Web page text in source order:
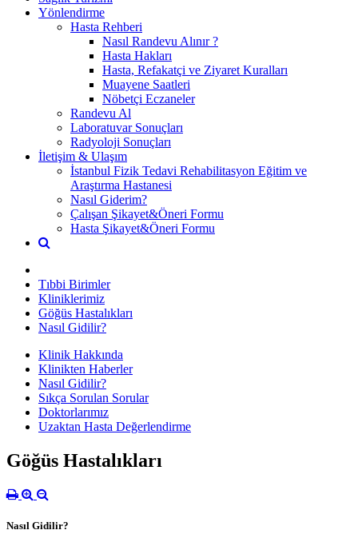
Yönlendirme
Hasta Rehberi
Nasıl Randevu Alınır ?
Hasta Hakları
Hasta, Refakatçi ve Ziyaret Kuralları
Muayene Saatleri
Nöbetçi Eczaneler
Randevu Al
Laboratuvar Sonuçları
Radyoloji Sonuçları
İletişim & Ulaşım
İstanbul Fizik Tedavi Rehabilitasyon Eğitim ve
Araştırma Hastanesi
Nasıl Giderim?
Çalışan Şikayet&Öneri Formu
Hasta Şikayet&Öneri Formu
Tıbbi Birimler
Kliniklerimiz
Göğüs Hastalıkları
Nasıl Gidilir?
Klinik Hakkında
Klinikten Haberler
Nasıl Gidilir?
Sıkça Sorulan Sorular
Doktorlarımız
Uzaktan Hasta Değerlendirme
Göğüs Hastalıkları
Nasıl Gidilir?